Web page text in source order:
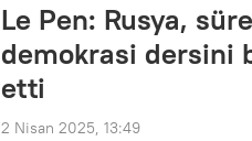
Le Pen: Rusya,
demokrasi dersini
etti
2 Nisan 2025, 13:49